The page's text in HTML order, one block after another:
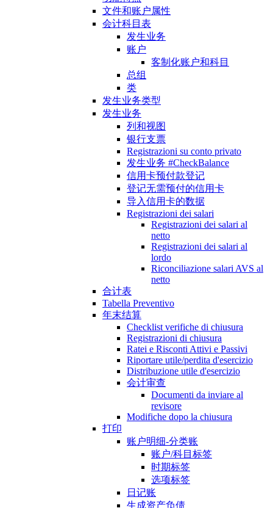
文件和账户属性
会计科目表
发生业务
账户
客制化账户和科目
总组
类
发生业务类型
发生业务
列和视图
银行支票
Registrazioni su conto privato
发生业务 #CheckBalance
信用卡预付款登记
登记无需预付的信用卡
导入信用卡的数据
Registrazioni dei salari
Registrazioni dei salari al
netto
Registrazioni dei salari al
lordo
Riconciliazione salari AVS al
netto
合计表
Tabella Preventivo
年末结算
Checklist verifiche di chiusura
Registrazioni di chiusura
Ratei e Risconti Attivi e Passivi
Riportare utile/perdita d'esercizio
Distribuzione utile d'esercizio
会计审查
Documenti da inviare al
revisore
Modifiche dopo la chiusura
打印
账户明细-分类账
账户/科目标签
时期标签
选项标签
日记账
生成资产负债